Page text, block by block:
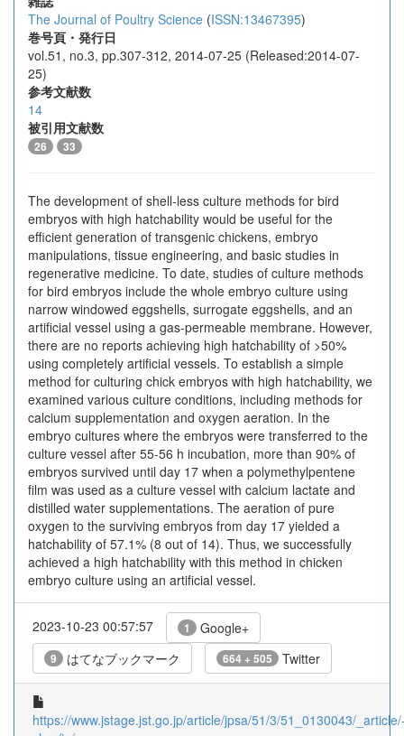
The Journal of Poultry Science (ISSN:13467395)
巻号頁・発行日
vol.51, no.3, pp.307-312, 2014-07-25 (Released:2014-07-
25)
参考文献数
14
被引用文献数
26 33
The development of shell-less culture methods for bird
embryos with high hatchability would be useful for the
efficient generation of transgenic chickens, embryo
manipulations, tissue engineering, and basic studies in
regenerative medicine. To date, studies of culture methods
for bird embryos include the whole embryo culture using
narrow windowed eggshells, surrogate eggshells, and an
artificial vessel using a gas-permeable membrane. However,
there are no reports achieving high hatchability of >50%
using completely artificial vessels. To establish a simple
method for culturing chick embryos with high hatchability, we
examined various culture conditions, including methods for
calcium supplementation and oxygen aeration. In the
embryo cultures where the embryos were transferred to the
culture vessel after 55-56 h incubation, more than 90% of
embryos survived until day 17 when a polymethylpentene
film was used as a culture vessel with calcium lactate and
distilled water supplementations. The aeration of pure
oxygen to the surviving embryos from day 17 yielded a
hatchability of 57.1% (8 out of 14). Thus, we successfully
achieved a high hatchability with this method in chicken
embryo culture using an artificial vessel.
2023-10-23 00:57:57 1 Google+
9 はてなブックマーク 664 + 505 Twitter
https://www.jstage.jst.go.jp/article/jpsa/51/3/51_0130043/